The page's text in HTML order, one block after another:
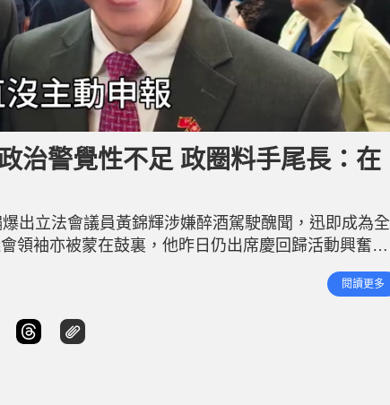
治警覺性不足 政圈料手尾長：在
出立法會議員黃錦輝涉嫌醉酒駕駛醜聞，迅即成為全
領袖亦被蒙在鼓裏，他昨日仍出席慶回歸活動興奮打
涉罪行比陳家珮逆線行車嚴重得多，立法會監委會必
危乎」。 黃錦輝議席危危乎：再犯處罰一定更重 黃
閱讀更多